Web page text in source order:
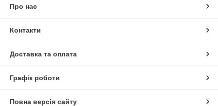
Про нас
Контакти
Доставка та оплата
Графік роботи
Повна версія сайту